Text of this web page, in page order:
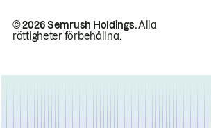
© 2026 Semrush Holdings.Alla
rättigheter förbehållna.